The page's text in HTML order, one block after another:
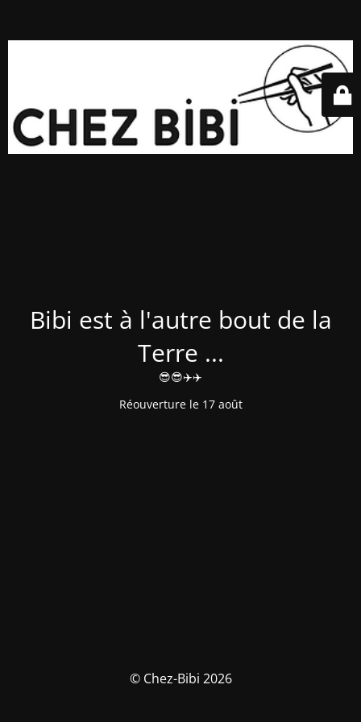
Bibi est à l'autre bout de la
Terre ...
😎😎✈️✈️
Réouverture le 17 août
© Chez-Bibi 2026